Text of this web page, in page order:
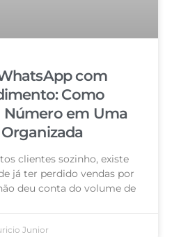
com
Como
Número em Uma
clientes sozinho, existe
já ter perdido vendas por
deu conta do volume de
Junior